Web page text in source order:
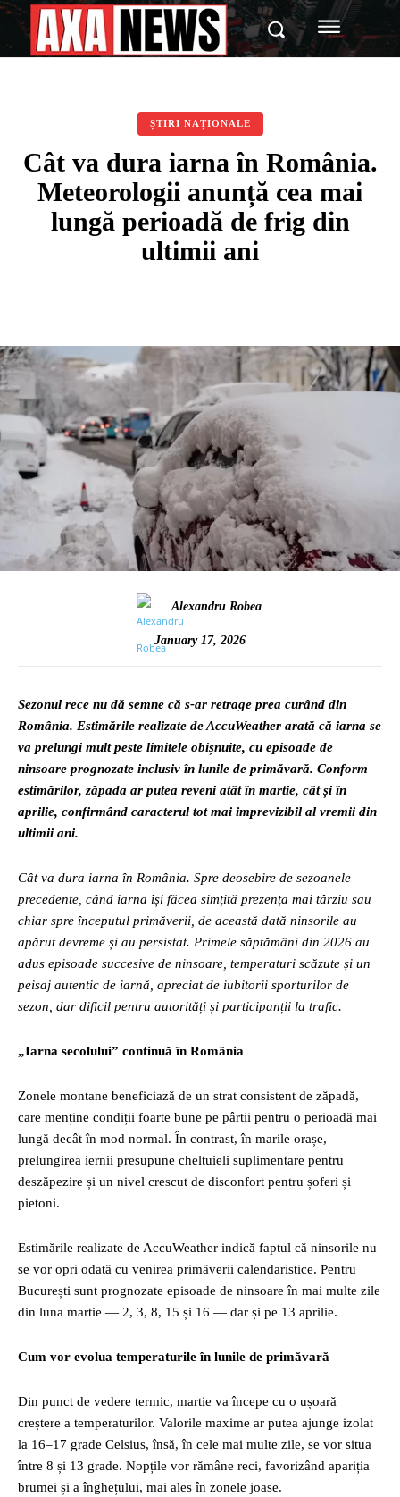
ȘTIRI NAȚIONALE
Cât va dura iarna în România.
Meteorologii anunță cea mai
lungă perioadă de frig din
ultimii ani
Alexandru Robea
January 17, 2026
Sezonul rece nu dă semne că s-ar retrage prea curând din
România. Estimările realizate de AccuWeather arată că iarna se
va prelungi mult peste limitele obișnuite, cu episoade de
ninsoare prognozate inclusiv în lunile de primăvară. Conform
estimărilor, zăpada ar putea reveni atât în martie, cât și în
aprilie, confirmând caracterul tot mai imprevizibil al vremii din
ultimii ani.
Cât va dura iarna în România. Spre deosebire de sezoanele
precedente, când iarna își făcea simțită prezența mai târziu sau
chiar spre începutul primăverii, de această dată ninsorile au
apărut devreme și au persistat. Primele săptămâni din 2026 au
adus episoade succesive de ninsoare, temperaturi scăzute și un
peisaj autentic de iarnă, apreciat de iubitorii sporturilor de
sezon, dar dificil pentru autorități și participanții la trafic.
„Iarna secolului” continuă în România
Zonele montane beneficiază de un strat consistent de zăpadă,
care menține condiții foarte bune pe pârtii pentru o perioadă mai
lungă decât în mod normal. În contrast, în marile orașe,
prelungirea iernii presupune cheltuieli suplimentare pentru
deszăpezire și un nivel crescut de disconfort pentru șoferi și
pietoni.
Estimările realizate de AccuWeather indică faptul că ninsorile nu
se vor opri odată cu venirea primăverii calendaristice. Pentru
București sunt prognozate episoade de ninsoare în mai multe zile
din luna martie — 2, 3, 8, 15 și 16 — dar și pe 13 aprilie.
Cum vor evolua temperaturile în lunile de primăvară
Din punct de vedere termic, martie va începe cu o ușoară
creștere a temperaturilor. Valorile maxime ar putea ajunge izolat
la 16–17 grade Celsius, însă, în cele mai multe zile, se vor situa
între 8 și 13 grade. Nopțile vor rămâne reci, favorizând apariția
brumei și a înghețului, mai ales în zonele joase.